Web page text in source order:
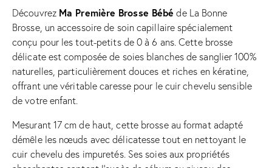
Découvrez Ma Première Brosse Bébé de La Bonne
Brosse, un accessoire de soin capillaire spécialement
conçu pour les tout-petits de 0 à 6 ans. Cette brosse
délicate est composée de soies blanches de sanglier 100%
naturelles, particulièrement douces et riches en kératine,
offrant une véritable caresse pour le cuir chevelu sensible
de votre enfant.
Mesurant 17 cm de haut, cette brosse au format adapté
démêle les nœuds avec délicatesse tout en nettoyant le
cuir chevelu des impuretés. Ses soies aux propriétés